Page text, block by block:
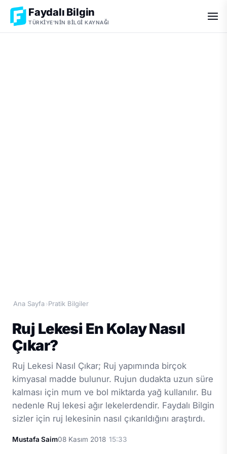
Faydalı Bilgin
TÜRKIYE'NIN BILGI KAYNAĞI
Ana Sayfa ›Pratik Bilgiler
Ruj Lekesi En Kolay Nasıl
Çıkar?
Ruj Lekesi Nasıl Çıkar; Ruj yapımında birçok
kimyasal madde bulunur. Rujun dudakta uzun süre
kalması için mum ve bol miktarda yağ kullanılır. Bu
nedenle Ruj lekesi ağır lekelerdendir. Faydalı Bilgin
sizler için ruj lekesinin nasıl çıkarıldığını araştırdı.
Mustafa Saim08 Kasım 2018 15:33